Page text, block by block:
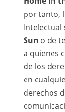
por tanto,
Intelectual
Sun o de
a quienes
de los
en
derechos